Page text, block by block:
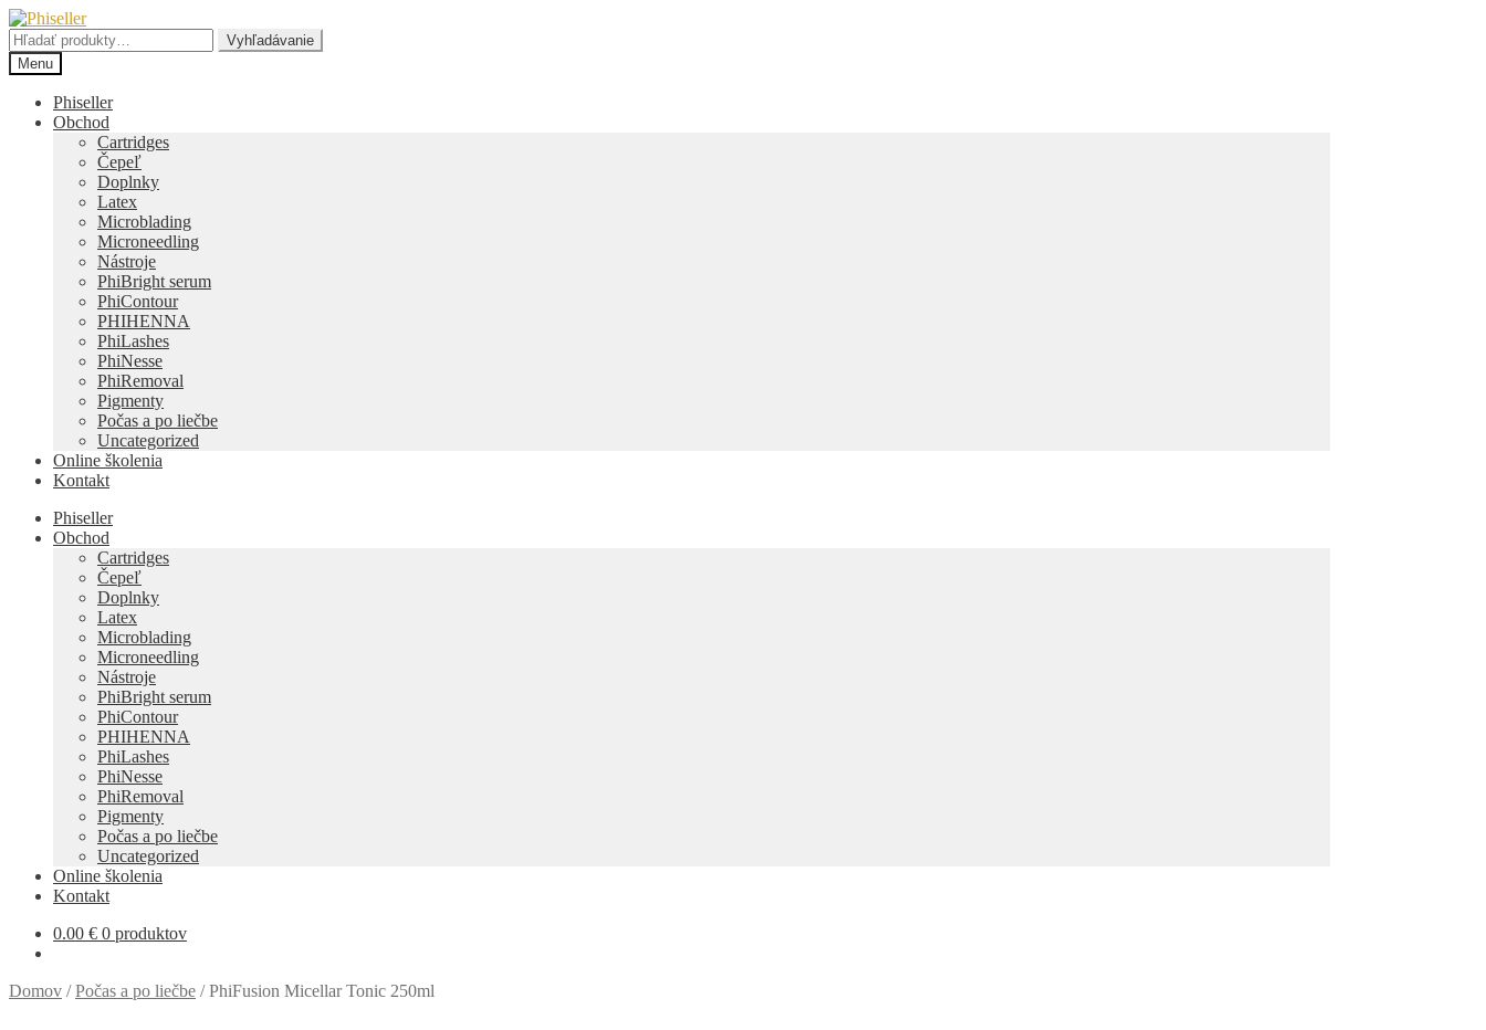
Preskočiť
na
navigáciu
Preskočiť
na
obsah
Hľadať:
Vyhľadávanie
Menu
Phiseller
Obchod
Cartridges
Čepeľ
Doplnky
Latex
Microblading
Microneedling
Nástroje
PhiBright serum
PhiContour
PHIHENNA
PhiLashes
PhiNesse
PhiRemoval
Pigmenty
Počas a po liečbe
Uncategorized
Online školenia
Kontakt
Phiseller
Obchod
Cartridges
Čepeľ
Doplnky
Latex
Microblading
Microneedling
Nástroje
PhiBright serum
PhiContour
PHIHENNA
PhiLashes
PhiNesse
PhiRemoval
Pigmenty
Počas a po liečbe
Uncategorized
Online školenia
Kontakt
0.00 € 0 produktov
Domov /Počas a po liečbe /PhiFusion Micellar Tonic 250ml